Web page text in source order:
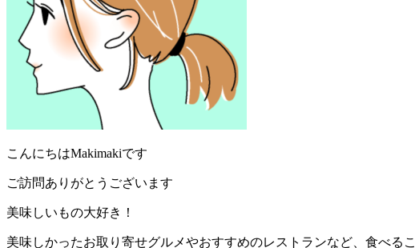
にほんブログ村
検索
プロフィール：まきまき